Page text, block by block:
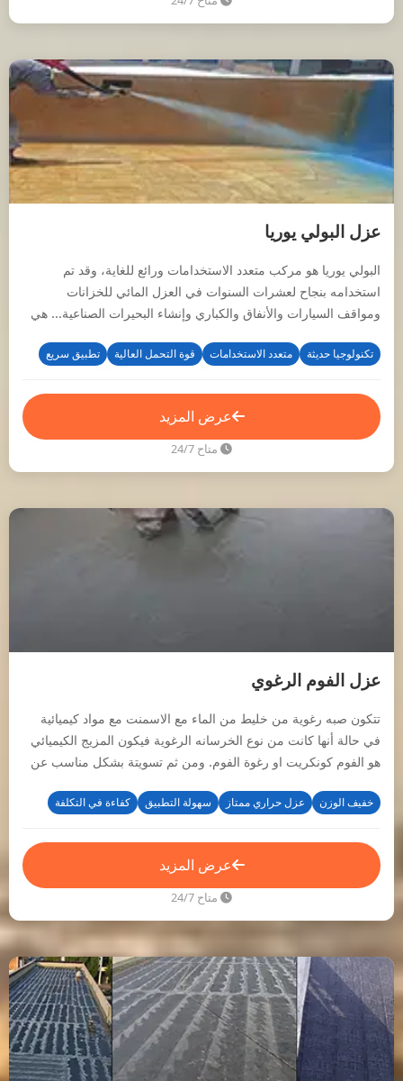
عزل البولي يوريا
البولي يوريا هو مركب متعدد الاستخدامات ورائع للغاية، وقد تم
استخدامه بنجاح لعشرات السنوات في العزل المائي للخزانات
ومواقف السيارات والأنفاق والكباري وإنشاء البحيرات الصناعية... هي
تكنولوجيا حديثة متعدد الاستخدامات قوة التحمل العالية تطبيق سريع
عرض المزيد
متاح 24/7
عزل الفوم الرغوي
تتكون صبه رغوية من خليط من الماء مع الاسمنت مع مواد كيميائية
في حالة أنها كانت من نوع الخرسانه الرغوية فيكون المزيج الكيميائي
هو الفوم كونكريت او رغوة الفوم. ومن ثم تسويتة بشكل مناسب عن
خفيف الوزن عزل حراري ممتاز سهولة التطبيق كفاءة في التكلفة
عرض المزيد
متاح 24/7